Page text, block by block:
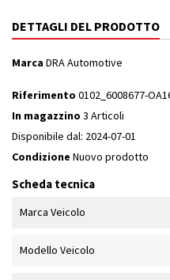
DETTAGLI DEL PRODOTTO
Marca DRA Automotive
Riferimento 0102_6008677-
In magazzino 3 Articoli
Disponibile dal: 2024-07-01
Condizione Nuovo prodotto
Scheda tecnica
Marca Veicolo
Modello Veicolo